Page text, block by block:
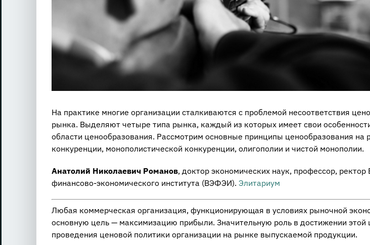
На практике многие организации сталкиваются с проблемой несоответствия
рынка. Выделяют четыре типа рынка, каждый из которых имеет свои
области ценообразования. Рассмотрим основные принципы ценообразования на
конкуренции, монополистической конкуренции, олигополии и чистой монополии.
Анатолий Николаевич Poмaнoв, доктор экономических наук, профессор, ректор
финансово-экономического института (ВЭФЭИ). Элитариум
Любая коммерческая организация, функционирующая в условиях рыночной
основную цель — максимизацию прибыли. Значительную роль в достижении этой
проведения ценовой политики организации на рынке выпускаемой продукции.